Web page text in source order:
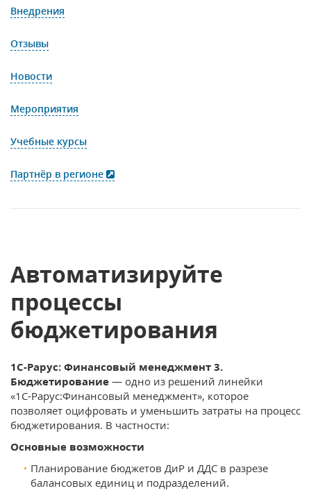
Внедрения
Отзывы
Новости
Мероприятия
Учебные курсы
Партнёр в регионе
Автоматизируйте
процессы
бюджетирования
1С-Рарус: Финансовый менеджмент 3.
Бюджетирование — одно из решений линейки
«1С‑Рарус:Финансовый менеджмент», которое
позволяет оцифровать и уменьшить затраты на процесс
бюджетирования. В частности:
Основные возможности
Планирование бюджетов ДиР и ДДС в разрезе
балансовых единиц и подразделений.